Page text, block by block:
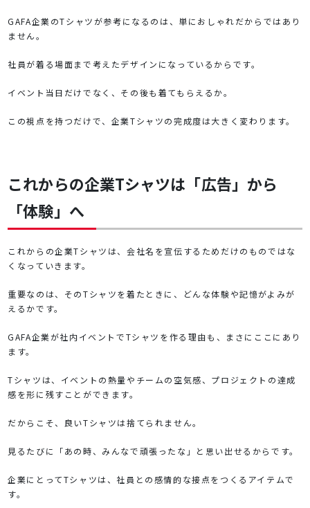
GAFA企業のTシャツが参考になるのは、単におしゃれだからではあり
ません。
社員が着る場面まで考えたデザインになっているからです。
イベント当日だけでなく、その後も着てもらえるか。
この視点を持つだけで、企業Tシャツの完成度は大きく変わります。
これからの企業Tシャツは「広告」から
「体験」へ
これからの企業Tシャツは、会社名を宣伝するためだけのものではな
くなっていきます。
重要なのは、そのTシャツを着たときに、どんな体験や記憶がよみが
えるかです。
GAFA企業が社内イベントでTシャツを作る理由も、まさにここにあり
ます。
Tシャツは、イベントの熱量やチームの空気感、プロジェクトの達成
感を形に残すことができます。
だからこそ、良いTシャツは捨てられません。
見るたびに「あの時、みんなで頑張ったな」と思い出せるからです。
企業にとってTシャツは、社員との感情的な接点をつくるアイテムで
す。